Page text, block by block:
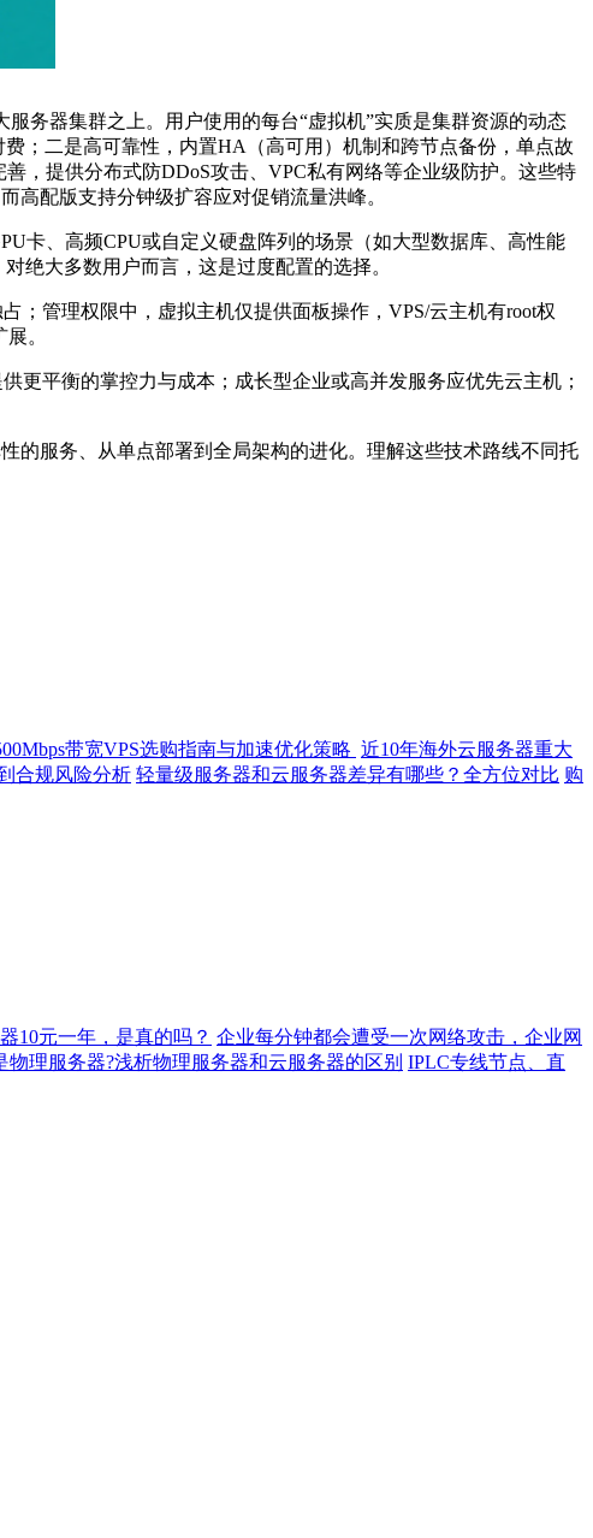
务器集群之上。用户使用的每台“虚拟机”实质是集群资源的动态
费；二是高可靠性，内置HA
（高可用）机制和跨节点备份，单点故
善，提供分布式防DDoS攻击、 VPC私有网络等企业级防护。这些特
高配版支持分钟级扩容应对促销流量洪峰。
卡、高频CPU或自定义硬盘阵列的场景（如大型数据库、高性能
绝大多数用户而言，这是过度配置的选择。
；管理权限中，虚拟主机仅提供面板操作， VPS/云主机有root权
。
更平衡的掌控力与成本；成长型企业或高并发服务应优先云主机；
的服务、从单点部署到全局架构的进化。理解这些技术路线不同托
带宽VPS选购指南与加速优化策略 近10年海外云服务器重大
合规风险分析 轻量级服务器和云服务器差异有哪些？全方位对比 购
10元一年，是真的吗？ 企业每分钟都会遭受一次网络攻击，企业网
物理服务器?浅析物理服务器和云服务器的区别 IPLC专线节点、直